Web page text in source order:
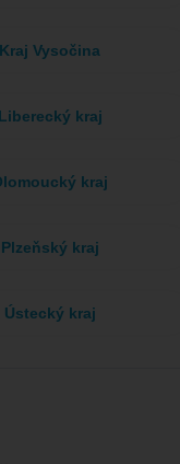
Vysočina
kraj
kraj
kraj
Ústecký kraj